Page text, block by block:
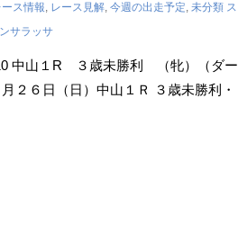
ース情報, レース見解, 今週の出走予定, 未分類 ス
サラッサ
中山１R ３歳未勝利 （牝）（ダー
２６日（日）中山１Ｒ ３歳未勝利・